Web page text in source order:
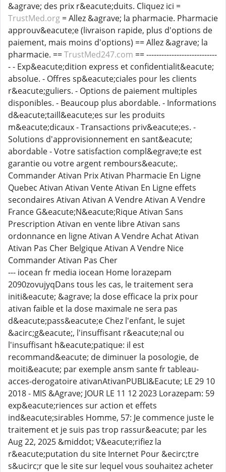
&agrave; des prix r&eacute;duits. Cliquez ici =
TrustMed.org = Allez &agrave; la pharmacie. Pharmacie
approuv&eacute;e (livraison rapide, plus d'options de
paiement, mais moins d'options) == Allez &agrave; la
pharmacie. ==TrustMed247.com == ----------------------------
- - Exp&eacute;dition express et confidentialit&eacute;
absolue. - Offres sp&eacute;ciales pour les clients
r&eacute;guliers. - Options de paiement multiples
disponibles. - Beaucoup plus abordable. - Informations
d&eacute;taill&eacute;es sur les produits
m&eacute;dicaux - Transactions priv&eacute;es. -
Solutions d'approvisionnement en sant&eacute;
abordable - Votre satisfaction compl&egrave;te est
garantie ou votre argent rembours&eacute;.
Commander Ativan Prix Ativan Pharmacie En Ligne
Quebec Ativan Ativan Vente Ativan En Ligne effets
secondaires Ativan Ativan A Vendre Ativan A Vendre
France G&eacute;N&eacute;Rique Ativan Sans
Prescription Ativan en vente libre Ativan sans
ordonnance en ligne Ativan A Vendre Achat Ativan
Ativan Pas Cher Belgique Ativan A Vendre Nice
Commander Ativan Pas Cher
--- iocean fr media iocean Home lorazepam
2090zovujyqDans tous les cas, le traitement sera
initi&eacute; &agrave; la dose efficace la prix pour
ativan faible et la dose maximale ne sera pas
d&eacute;pass&eacute;e Chez l'enfant, le sujet
&acirc;g&eacute;, l'insuffisant r&eacute;nal ou
l'insuffisant h&eacute;patique: il est
recommand&eacute; de diminuer la posologie, de
moiti&eacute; par exemple ansm sante fr tableau-
acces-derogatoire ativanAtivanPUBLI&Eacute; LE 29 10
2018 - MIS &Agrave; JOUR LE 11 12 2023 Lorazepam: 59
exp&eacute;riences sur action et effets
ind&eacute;sirables Homme, 57: Je commence juste le
traitement et je suis pas trop rassur&eacute; par les
Aug 22, 2025 &middot; V&eacute;rifiez la
r&eacute;putation du site Internet Pour &ecirc;tre
s&ucirc;r que le site sur lequel vous souhaitez acheter